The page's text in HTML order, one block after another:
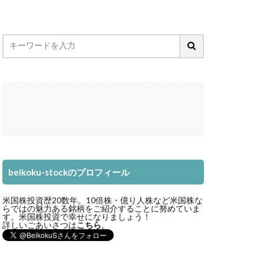
beikoku-stockのプロフィール
米国株投資歴20数年。10倍株・億り人株など米国株な
らではの魅力ある銘柄をご紹介することに努めていま
す。米国株投資で幸せになりましょう！
詳しいごあいさつはこちら。